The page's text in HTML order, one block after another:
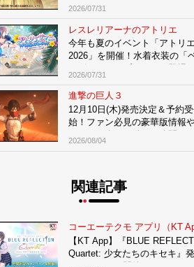
体験会
2026/07/31
レスレリアーナのアトリエ
今年も夏のイベント「アトリ
2026」を開催！水着衣装の「
2026/07/31
進撃の巨人３
12月10日(木)発売決定＆予約
始！ファン必見の豪華版情報
2026/08/04
関連記事
コーエーテクモ アプリ（KT
【KT App】『BLUE
Quartet: 少女たちのキセキ』発